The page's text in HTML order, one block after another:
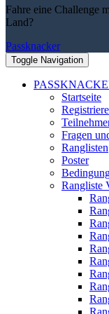
Fahre eine Challenge
Land?
Passknacker
Toggle Navigation
Startseite
Fragen
Ranglisten
Poster
Rangliste